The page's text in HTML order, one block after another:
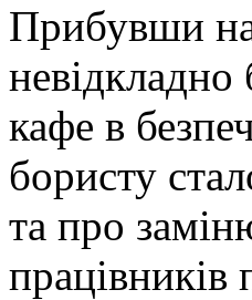
Прибувши на
невідкладно
кафе в
бористу
та про
працівників